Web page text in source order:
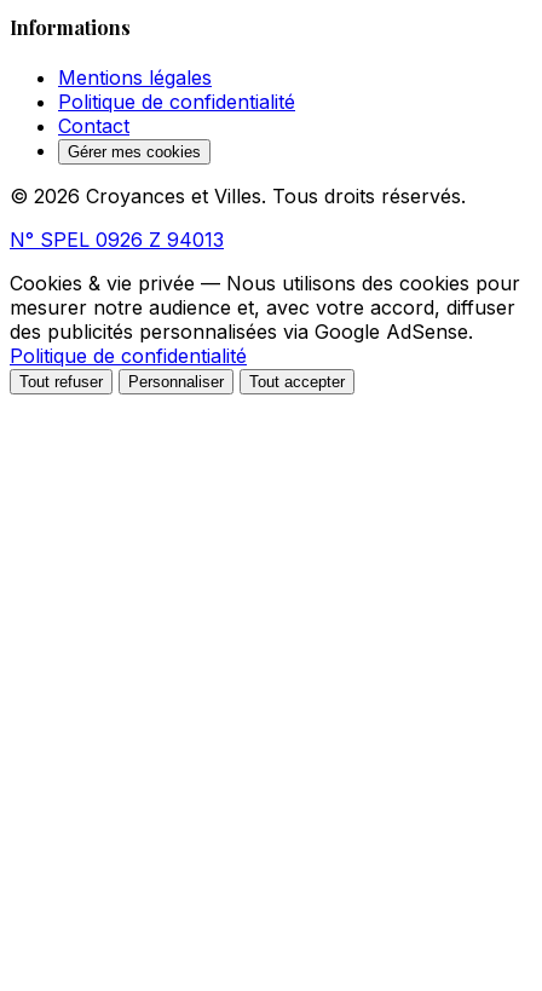
Informations
Mentions légales
Politique de confidentialité
Contact
Gérer mes cookies
© 2026 Croyances et Villes. Tous droits réservés.
N° SPEL 0926 Z 94013
Cookies & vie privée — Nous utilisons des cookies pour
mesurer notre audience et, avec votre accord, diffuser
des publicités personnalisées via Google AdSense.
Politique de confidentialité
Tout refuser Personnaliser Tout accepter